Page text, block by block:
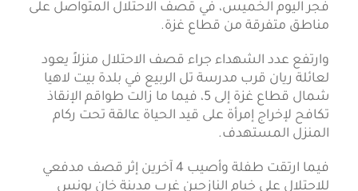
فجر اليوم الخميس، في قصف الاحتلال المتواصل على
مناطق متفرقة من قطاع غزة.
وارتفع عدد الشهداء جراء قصف الاحتلال منزلاً يعود
لعائلة ريان قرب مدرسة تل الربيع في بلدة بيت لاهيا
شمال قطاع غزة إلى 5، فيما ما زالت طواقم الإنقاذ
تكافح لإخراج إمرأة على قيد الحياة عالقة تحت ركام
المنزل المستهدف.
فيما ارتقت طفلة وأصيب 4 آخرين إثر قصف مدفعي
للاحتلال على خيام النازحين غرب مدينة خان يونس